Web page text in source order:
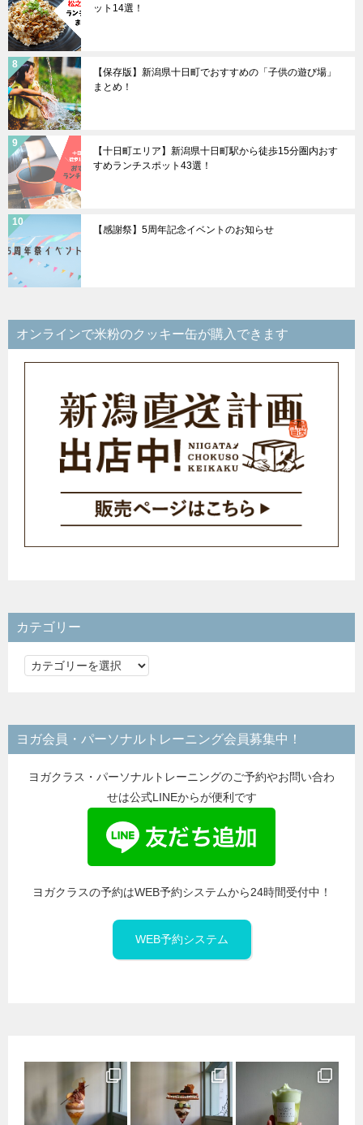
ット14選！
【保存版】新潟県十日町でおすすめの「子供の遊び場」
まとめ！
【十日町エリア】新潟県十日町駅から徒歩15分圏内おす
すめランチスポット43選！
【感謝祭】5周年記念イベントのお知らせ
オンラインで米粉のクッキー缶が購入できます
カテゴリー
カ
リ
ー
ヨガ会員・パーソナルトレーニング会員募集中！
ヨガクラス・パーソナルトレーニングのご予約やお問い合わ
せは公式LINEからが便利です
ヨガクラスの予約はWEB予約システムから24時間受付中！
WEB予約システム